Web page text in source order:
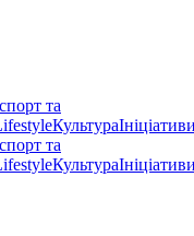
та
Культура
та
Культура